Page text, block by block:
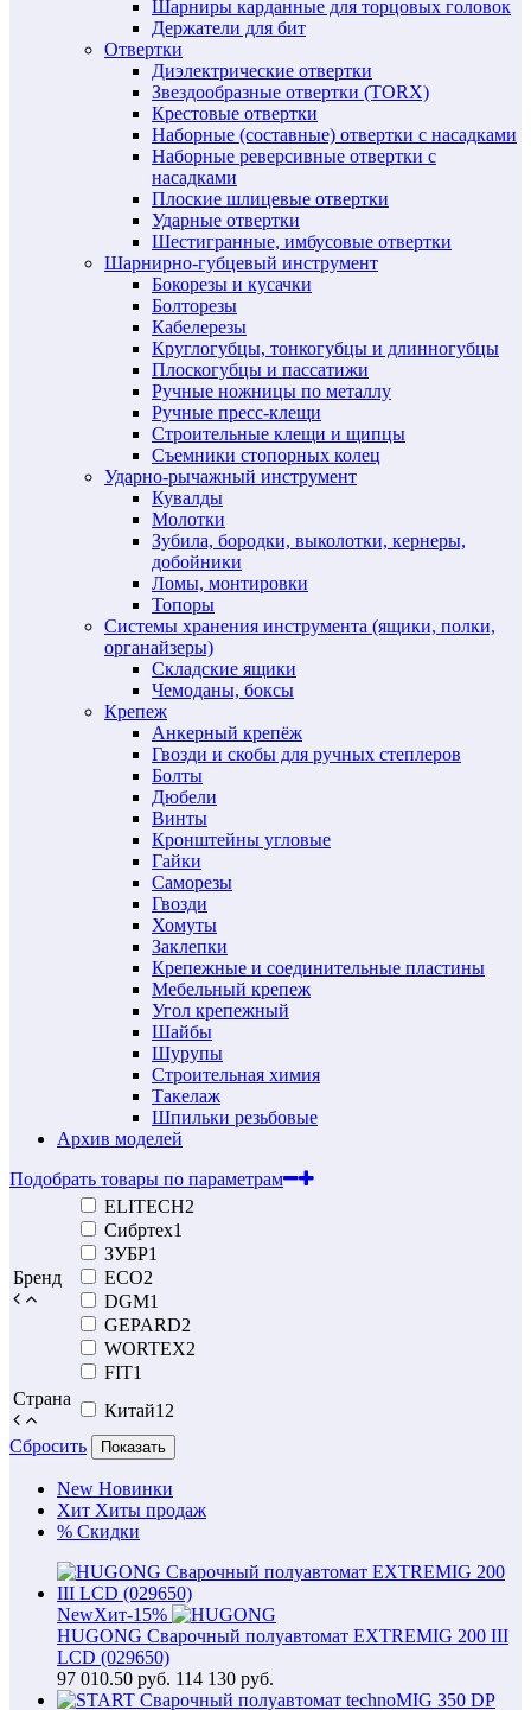
Шарниры карданные для торцовых головок
Держатели для бит
Отвертки
Диэлектрические отвертки
Звездообразные отвертки (TORX)
Крестовые отвертки
Наборные (составные) отвертки с насадками
Наборные реверсивные отвертки с
насадками
Плоские шлицевые отвертки
Ударные отвертки
Шестигранные, имбусовые отвертки
Шарнирно-губцевый инструмент
Бокорезы и кусачки
Болторезы
Кабелерезы
Круглогубцы, тонкогубцы и длинногубцы
Плоскогубцы и пассатижи
Ручные ножницы по металлу
Ручные пресс-клещи
Строительные клещи и щипцы
Съемники стопорных колец
Ударно-рычажный инструмент
Кувалды
Молотки
Зубила, бородки, выколотки, кернеры,
добойники
Ломы, монтировки
Топоры
Системы хранения инструмента (ящики, полки,
органайзеры)
Складские ящики
Чемоданы, боксы
Крепеж
Анкерный крепёж
Гвозди и скобы для ручных степлеров
Болты
Дюбели
Винты
Кронштейны угловые
Гайки
Саморезы
Гвозди
Хомуты
Заклепки
Крепежные и соединительные пластины
Мебельный крепеж
Угол крепежный
Шайбы
Шурупы
Строительная химия
Такелаж
Шпильки резьбовые
Архив моделей
Подобрать товары по параметрам
Бренд
ELITECH2
Сибртех1
ЗУБР1
ECO2
DGM1
GEPARD2
WORTEX2
FIT1
Страна
Китай12
Сбросить
Показать
New Новинки
Хит Хиты продаж
% Скидки
NewХит-15%
HUGONG Сварочный полуавтомат EXTREMIG 200 III
LCD (029650)
97 010.50 руб. 114 130 руб.